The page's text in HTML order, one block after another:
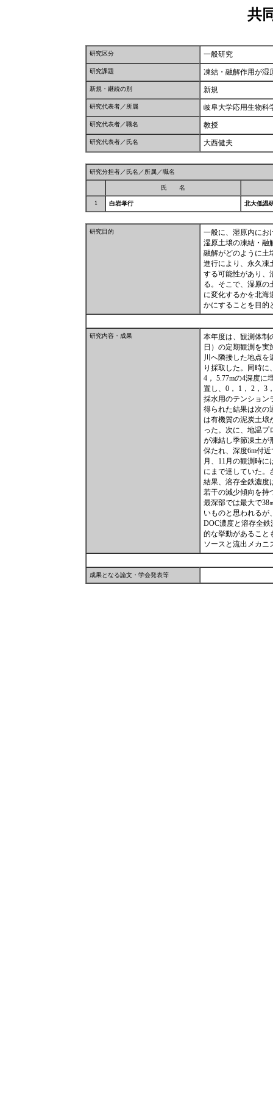
共
研究区分 一般研究
研究課題 凍結・融解作用が湿
新規・継続の別 新規
研究代表者／所属 岐阜大学応用生物科
研究代表者／職名 教授
研究代表者／氏名 大西健夫
研究分担者／氏名／所属／職名
氏 名
1 白岩孝行 北大低温
研究目的
一般に、湿原内にお
湿原土壌の凍結・融
融解がどのように土
進行により、永久凍
する可能性があり、
る。そこで、湿原の
に変化するかを北海
かにすることを目的
研究内容・成果
本年度は、観測体制
日）の定期観測を
川へ隣接した地点を
り採取した。同時に
4， 5.77mの4深度に
置し、0， 1， 2， 3
採水用のテンション
得られた結果は次の
は有機質の泥炭土壌
った。次に、地温プ
が凍結し季節凍土が
保たれ、深度6m付
月、11月の観測時
にまで達していた。
結果、溶存全鉄濃度
若干の減少傾向を持
最深部では最大で38
いものと思われるが
DOC濃度と溶存全
的な挙動があること
ソースと流出メカニ
成果となる論文・学会発表等